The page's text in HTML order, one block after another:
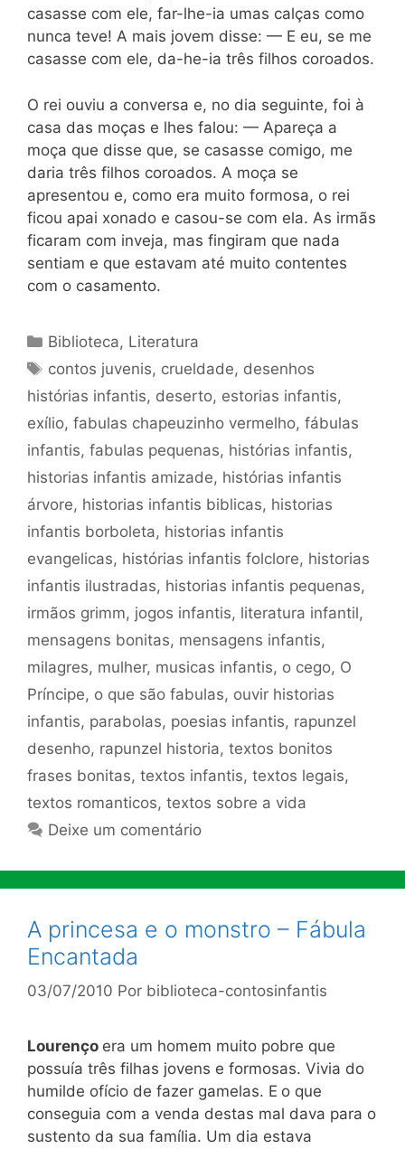
casasse com ele, far-lhe-ia umas calças como
nunca teve! A mais jovem disse: — E eu, se me
casasse com ele, da-he-ia três filhos coroados.
O rei ouviu a conversa e, no dia seguinte, foi à
casa das moças e lhes falou: — Apareça a
moça que disse que, se casasse comigo, me
daria três filhos coroados. A moça se
apresentou e, como era muito formosa, o rei
ficou apai xonado e casou-se com ela. As irmãs
ficaram com inveja, mas fingiram que nada
sentiam e que estavam até muito contentes
com o casamento.
Categorias
Biblioteca, Literatura
Tags
contos juvenis, crueldade, desenhos
histórias infantis, deserto, estorias infantis,
exílio, fabulas chapeuzinho vermelho, fábulas
infantis, fabulas pequenas, histórias infantis,
historias infantis amizade, histórias infantis
árvore, historias infantis biblicas, historias
infantis borboleta, historias infantis
evangelicas, histórias infantis folclore, historias
infantis ilustradas, historias infantis pequenas,
irmãos grimm, jogos infantis, literatura infantil,
mensagens bonitas, mensagens infantis,
milagres, mulher, musicas infantis, o cego, O
Príncipe, o que são fabulas, ouvir historias
infantis, parabolas, poesias infantis, rapunzel
desenho, rapunzel historia, textos bonitos
frases bonitas, textos infantis, textos legais,
textos romanticos, textos sobre a vida
Deixe um comentário
A princesa e o monstro – Fábula
Encantada
03/07/2010 Por biblioteca-contosinfantis
Lourenço era um homem muito pobre que
possuía três filhas jovens e formosas. Vivia do
humilde ofício de fazer gamelas. E o que
conseguia com a venda destas mal dava para o
sustento da sua família. Um dia estava